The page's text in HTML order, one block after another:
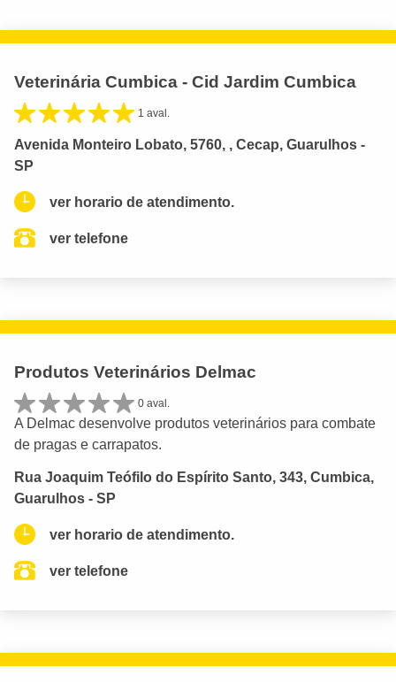
Veterinária Cumbica - Cid Jardim Cumbica
1 aval.
Avenida Monteiro Lobato, 5760, , Cecap, Guarulhos -
SP
ver horario de atendimento.
ver telefone
Produtos Veterinários Delmac
0 aval.
A Delmac desenvolve produtos veterinários para combate
de pragas e carrapatos.
Rua Joaquim Teófilo do Espírito Santo, 343, Cumbica,
Guarulhos - SP
ver horario de atendimento.
ver telefone